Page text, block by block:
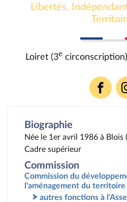
Libertés,
Loiret (3e circonscription)
Voir
la
Biographie
Née le 1er avril 1986 à Blois
Cadre supérieur
Commission
Commission du
l'aménagement du territoire
autres fonctions à